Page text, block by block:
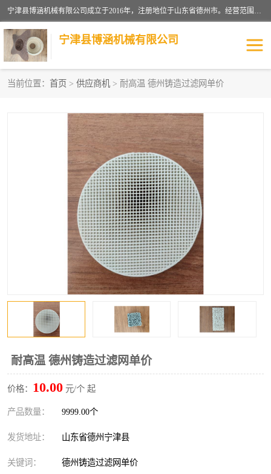
宁津县博涵机械有限公司成立于2016年，注册地位于山东省德州市。经营范围包括：机械设备研发、生产及销售，铸造用造型材料生产、销售，玻璃纤维及制品制造、销售，汽车零配件零售，机械零件、零部件加工，机械零件、零部件销售等；主要产品有：纤维过滤网,陶瓷过滤器,泡沫陶瓷过滤器,耐高温纤维过滤器,铸铁过滤器,铸铜过滤网,铸铝过滤网,铝轮毂过滤网,高效过滤网,高效陶瓷过滤网,高效纤维过滤网。
宁津县博涵机械有限公司
当前位置： 首页 > 供应商机 > 耐高温 德州铸造过滤网单价
耐高温 德州铸造过滤网单价
价格： 10.00 元/个 起
产品数量： 9999.00个
发货地址： 山东省德州宁津县
关键词： 德州铸造过滤网单价
挡渣棉
避脏网